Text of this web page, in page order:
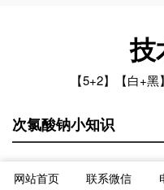
技
【5+2】【白+
次氯酸钠小知识
额尔古纳市次氯酸钠运输车
网站首页 联系微信